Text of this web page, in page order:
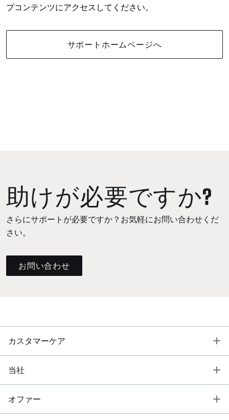
プコンテンツにアクセスしてください。
サポートホームページへ
助けが必要ですか?
さらにサポートが必要ですか？お気軽にお問い合わせくだ
さい。
お問い合わせ
カスタマーケア
当社
オファー